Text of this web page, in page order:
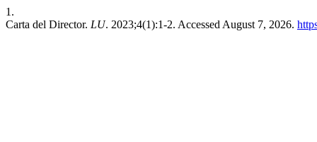
1.
Carta del Director. LU. 2023;4(1):1-2. Accessed August 7, 2026.